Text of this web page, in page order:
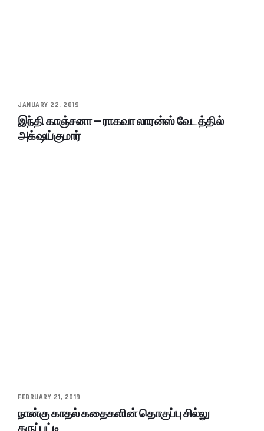
JANUARY 22, 2019
இந்தி காஞ்சனா – ராகவா லாரன்ஸ் வேடத்தில்
அக்‌ஷய்குமார்
FEBRUARY 21, 2019
நான்கு காதல் கதைகளின் தொகுப்பு சில்லு